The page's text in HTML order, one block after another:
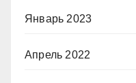
Январь 2023
Апрель 2022